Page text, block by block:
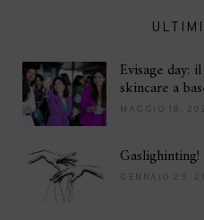
Evisage day:
skincare a
MAGGIO 18,
GENNAIO 25,